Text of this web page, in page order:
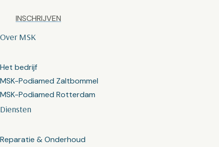
Diensten
Reparatie & Onderhoud
Over MSK
Het bedrijf
MSK-Podiamed Zaltbommel
MSK-Podiamed Rotterdam
Captcha